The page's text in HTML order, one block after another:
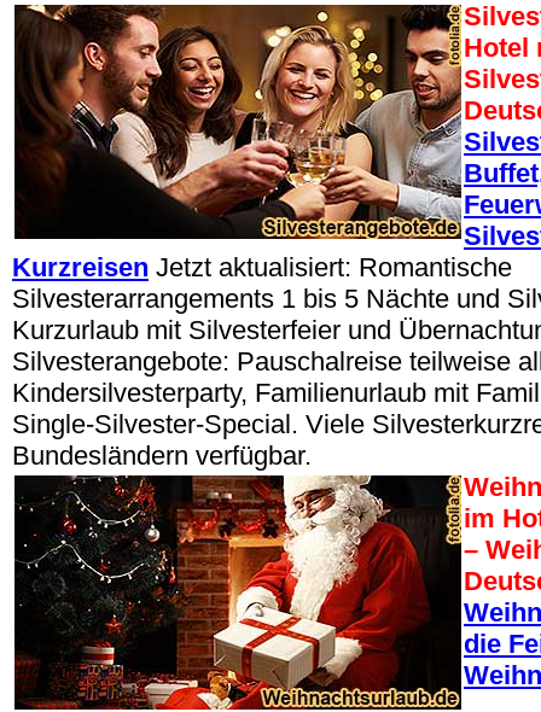
Hotel
Kurzreisen Jetzt aktualisiert: Romantische
Silvesterarrangements 1 bis 5 Nächte und
Kurzurlaub mit Silvesterfeier und
Silvesterangebote: Pauschalreise teilweise
Kindersilvesterparty, Familienurlaub mit
Single-Silvester-Special. Viele
Bundesländern verfügbar.
im
–
die